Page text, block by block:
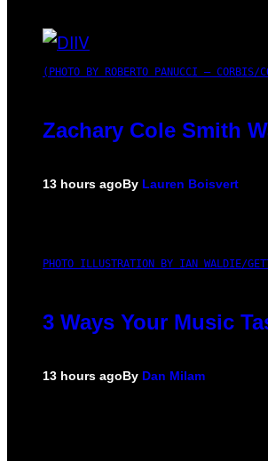
(PHOTO BY ROBERTO PANUCCI – CORBIS/
Zachary Cole Smith
13 hours agoBy Lauren Boisvert
PHOTO ILLUSTRATION BY IAN WALDIE/
3 Ways Your Music
13 hours agoBy Dan Milam